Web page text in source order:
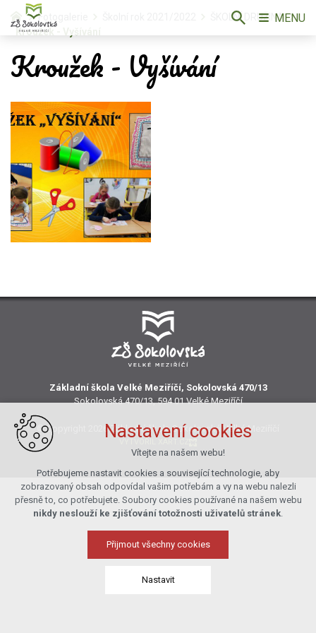
Fotogalerie
ŠKOLNÍ DRUŽINA
Kroužek - Vyšívání
Kroužek - Vyšívání
Základní škola Velké Meziříčí, Sokolovská 470/13
Sokolovská 470/13, 594 01 Velké Meziříčí
© Copyright 2026 Základní škola Sokolovská Velké Meziříčí
MENU
Nastavení cookies
Vítejte na našem webu!
Potřebujeme nastavit cookies a související technologie, aby
zobrazovaný obsah odpovídal vašim potřebám a vy na webu nalezli
přesně to, co potřebujete. Soubory cookies používané na našem webu
nikdy neslouží ke zjišťování totožnosti uživatelů stránek.
Přijmout všechny cookies
Nastavit